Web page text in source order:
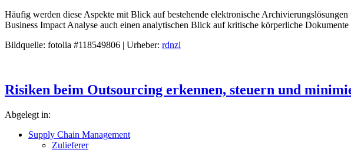
Häufig werden diese Aspekte mit Blick auf bestehende elektronische
Business Impact Analyse auch einen analytischen Blick auf kritische körperliche
Bildquelle: fotolia #118549806 | Urheber: rdnzl
Risiken beim Outsourcing erkennen, steuern und
Abgelegt in:
Supply Chain Management
Zulieferer